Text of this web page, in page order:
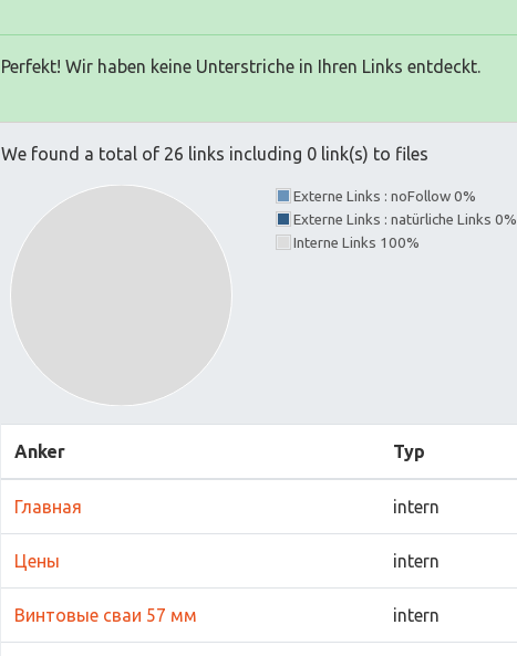
Perfekt! Wir haben keine Unterstriche in Ihren Links entdeckt.
We found a total of 26 links including 0 link(s) to files
Externe Links : noFollow 0%
Externe Links : natürliche Links 0%
Interne Links 100%
Anker Typ
Главная intern
Цены intern
Винтовые сваи 57 мм intern